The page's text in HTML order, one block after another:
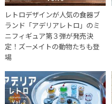
レトロデザインが人気の食器ブ
ランド「アデリアレトロ」のミ
ニフィギュア第３弾が発売決
定！ズーメイトの動物たちも登
場